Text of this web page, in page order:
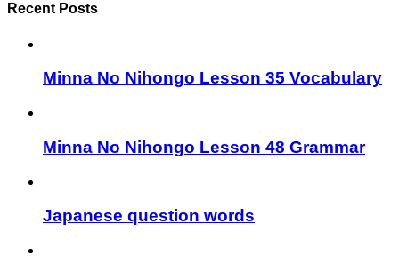
Recent Posts
Minna No Nihongo Lesson 35 Vocabulary
Minna No Nihongo Lesson 48 Grammar
Japanese question words